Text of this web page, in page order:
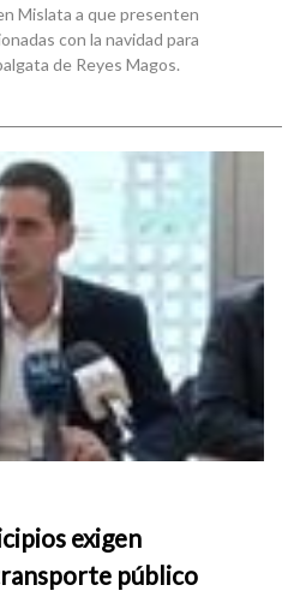
Mislata a que presenten
con la navidad para
de Reyes Magos.
exigen
público